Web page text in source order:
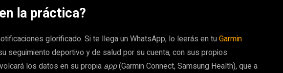
la práctica?
glorificado. Si te llega un WhatsApp, lo leerás en tuGarmin
seguimiento deportivo y de salud por su cuenta, con sus propios
los datos en su propia app(Garmin Connect, Samsung Health), que a